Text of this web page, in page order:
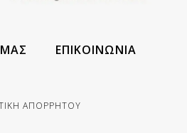
ΕΠΙΚΟΙΝΩΝΙΑ
ΑΠΟΡΡΗΤΟΥ